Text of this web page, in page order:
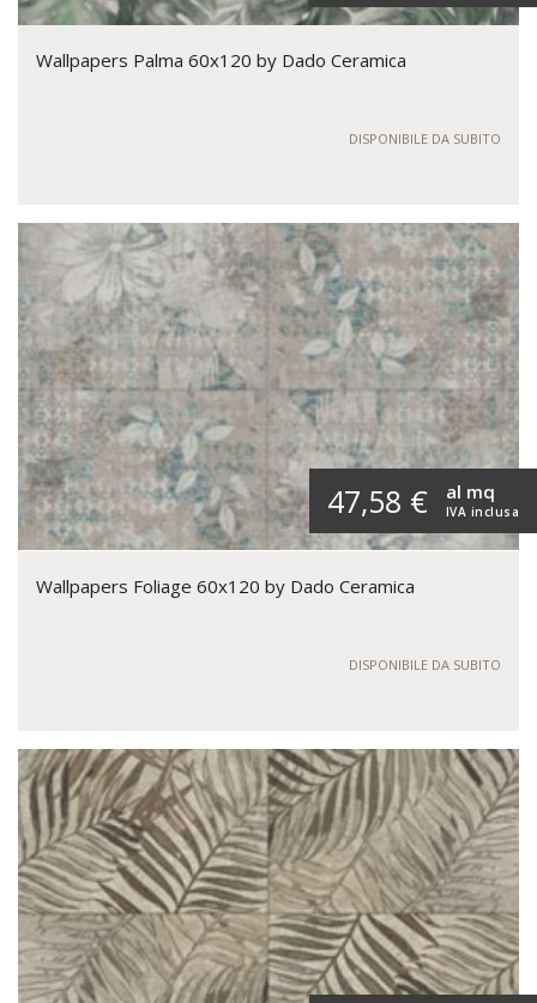
Wallpapers Palma 60x120 by Dado Ceramica
DISPONIBILE DA SUBITO
47,58 € IVA inclusa
al mq
Wallpapers Foliage 60x120 by Dado Ceramica
DISPONIBILE DA SUBITO